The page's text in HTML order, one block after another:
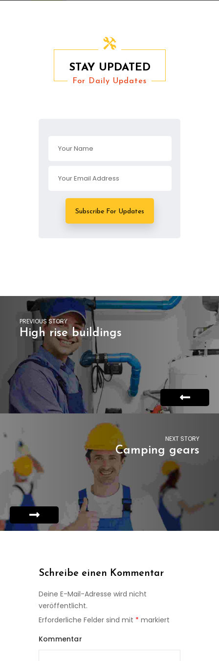
STAY UPDATED
For Daily Updates
PREVIOUS STORY
High rise buildings
NEXT STORY
Camping gears
Schreibe einen Kommentar
Deine E-Mail-Adresse wird nicht
veröffentlicht.
Erforderliche Felder sind mit * markiert
Kommentar